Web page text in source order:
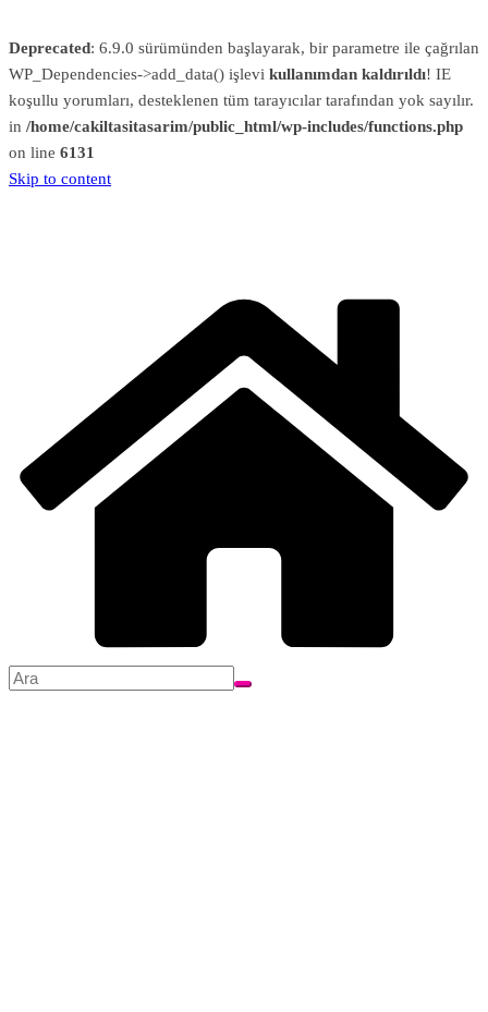
Deprecated: 6.9.0 sürümünden başlayarak, bir parametre ile çağrılan
WP_Dependencies->add_data() işlevi kullanımdan kaldırıldı! IE
koşullu yorumları, desteklenen tüm tarayıcılar tarafından yok sayılır.
in /home/cakiltasitasarim/public_html/wp-includes/functions.php
on line 6131
Skip to content